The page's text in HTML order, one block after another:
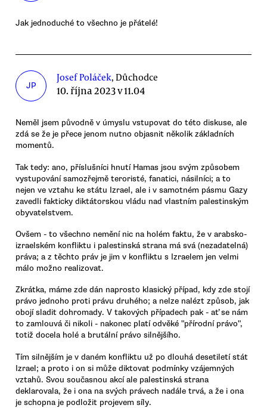
Jak jednoduché to všechno je přátelé!
JP
Josef Poláček, Důchodce
10. října 2023 v 11.04
Neměl jsem původně v úmyslu vstupovat do této diskuse, ale
zdá se že je přece jenom nutno objasnit několik základních
momentů.
Tak tedy: ano, příslušníci hnutí Hamas jsou svým způsobem
vystupování samozřejmě teroristé, fanatici, násilníci; a to
nejen ve vztahu ke státu Izrael, ale i v samotném pásmu Gazy
zavedli fakticky diktátorskou vládu nad vlastním palestinským
obyvatelstvem.
Ovšem - to všechno nemění nic na holém faktu, že v arabsko-
izraelském konfliktu i palestinská strana má svá (nezadatelná)
práva; a z těchto práv je jim v konfliktu s Izraelem jen velmi
málo možno realizovat.
Zkrátka, máme zde dán naprosto klasický případ, kdy zde stojí
právo jednoho proti právu druhého; a nelze nalézt způsob, jak
obojí sladit dohromady. V takových případech pak - ať se nám
to zamlouvá či nikoli - nakonec platí odvěké "přírodní právo",
totiž docela holé a brutální právo silnějšího.
Tím silnějším je v daném konfliktu už po dlouhá desetiletí stát
Izrael; a proto i on si může diktovat podmínky vzájemných
vztahů. Svou současnou akcí ale palestinská strana
deklarovala, že i ona na svých právech nadále trvá, a že i ona
je schopna je podložit projevem síly.